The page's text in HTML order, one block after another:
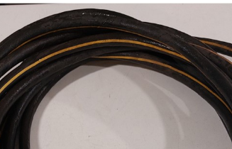
Ons
en bezorging Winkel Winkelmand